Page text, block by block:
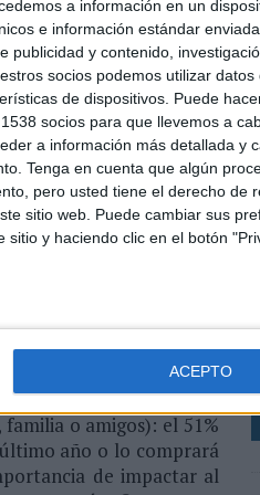
a información en un
e información estándar
publicidad y contenido,
socios podemos utilizar datos
de dispositivos. Puede
socios para que llevemos a
a información más detallada y
Tenga en cuenta que algún
pero usted tiene el derecho de
sitio web. Puede cambiar sus
y haciendo clic en el botón
ACEPTO
a cabo en televisión.
motores para la
en televisión han
y a la capacidad
Amezqueta, asesor
de la mujer, que ha
hasta lograr reducir la
a cabo por la empresa
de conductores. “El
no sólo porque en los
sino porque incluso
significativa en la
en marketing
sino que cada
o amigos): el 51%
año o lo comprará
de impactar al